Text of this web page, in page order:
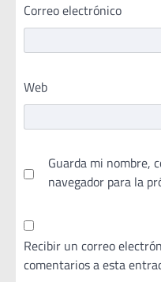
Correo electrónico
Web
Guarda mi nombre,
navegador para la
Recibir un correo
comentarios a esta